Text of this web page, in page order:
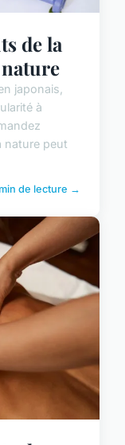
de la
japonais,
à
nature peut
de lecture →